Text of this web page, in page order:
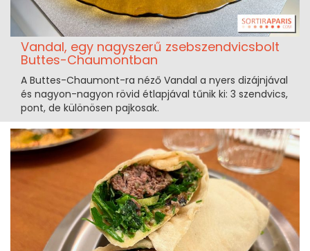
Vandal, egy nagyszerű zsebszendvicsbolt
Buttes-Chaumontban
A Buttes-Chaumont-ra néző Vandal a nyers dizájnjával
és nagyon-nagyon rövid étlapjával tűnik ki: 3 szendvics,
pont, de különösen pajkosak.